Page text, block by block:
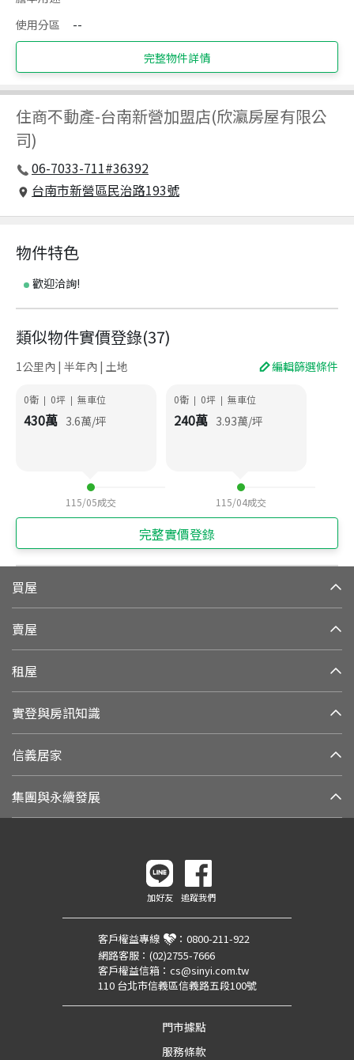
使用分區
--
完整物件詳情
住商不動產-台南新營加盟店(欣瀛房屋有限公
司)
06-7033-711#36392
台南市新營區民治路193號
物件特色
歡迎洽詢!
類似物件實價登錄(37)
1公里內 | 半年內 | 土地 編輯篩選條件
0衛 | 0坪 | 無車位
430萬 3.6萬/坪
115/05成交
0衛 | 0坪 | 無車位
240萬 3.93萬/坪
115/04成交
完整實價登錄
買屋
賣屋
租屋
實登與房訊知識
信義居家
集團與永續發展
加好友 追蹤我們
客戶權益專線 ： 0800-211-922
網路客服： (02)2755-7666
客戶權益信箱： cs@sinyi.com.tw
110 台北市信義區信義路五段100號
門市據點
服務條款